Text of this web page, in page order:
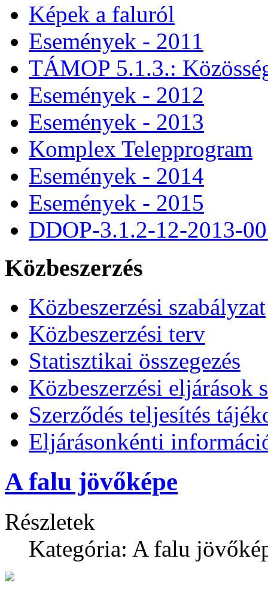
Képek a faluról
Események - 2011
TÁMOP 5.1.3.:
Események - 2012
Események - 2013
Komplex Telepprogram
Események - 2014
Események - 2015
DDOP-3.1.2-12-2013-
Közbeszerzés
Közbeszerzési szabályzat
Közbeszerzési terv
Statisztikai összegezés
Közbeszerzési eljárások
Szerződés teljesítés
Eljárásonkénti
A falu jövőképe
Részletek
Kategória: A falu